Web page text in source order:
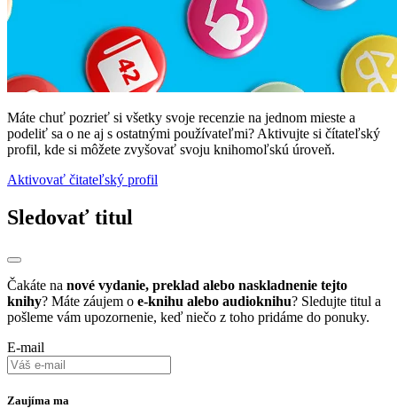
Máte chuť pozrieť si všetky svoje recenzie na jednom mieste a
podeliť sa o ne aj s ostatnými používateľmi? Aktivujte si čítateľský
profil, kde si môžete zvyšovať svoju knihomoľskú úroveň.
Aktivovať čitateľský profil
Sledovať titul
Čakáte na nové vydanie, preklad alebo naskladnenie tejto
knihy? Máte záujem o e-knihu alebo audioknihu? Sledujte titul a
pošleme vám upozornenie, keď niečo z toho pridáme do ponuky.
E-mail
Zaujíma ma